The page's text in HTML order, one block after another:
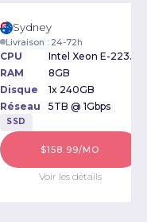
Sydney
Livraison : 24-72h
CPU
Intel Xeon E-2234 3.6GHz
RAM
8GB
Disque
1x 240GB
Réseau
5TB @ 1Gbps
SSD
$158.99/MO
Voir les détails